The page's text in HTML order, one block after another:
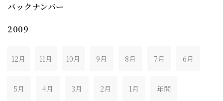
バックナンバー
2009
12月 11月 10月 9月 8月 7月 6月
5月 4月 3月 2月 1月 年間